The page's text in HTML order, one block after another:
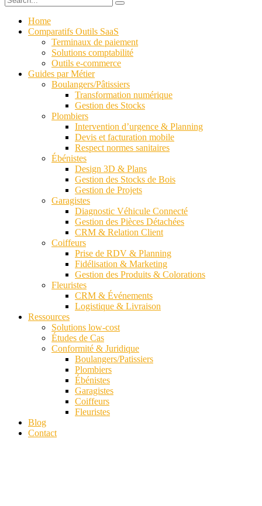
Home
Comparatifs Outils SaaS
Terminaux de paiement
Solutions comptabilité
Outils e-commerce
Guides par Métier
Boulangers/Pâtissiers
Transformation numérique
Gestion des Stocks
Plombiers
Intervention d’urgence & Planning
Devis et facturation mobile
Respect normes sanitaires
Ébénistes
Design 3D & Plans
Gestion des Stocks de Bois
Gestion de Projets
Garagistes
Diagnostic Véhicule Connecté
Gestion des Pièces Détachées
CRM & Relation Client
Coiffeurs
Prise de RDV & Planning
Fidélisation & Marketing
Gestion des Produits & Colorations
Fleuristes
CRM & Événements
Logistique & Livraison
Ressources
Solutions low-cost
Études de Cas
Conformité & Juridique
Boulangers/Patissiers
Plombiers
Ébénistes
Garagistes
Coiffeurs
Fleuristes
Blog
Contact